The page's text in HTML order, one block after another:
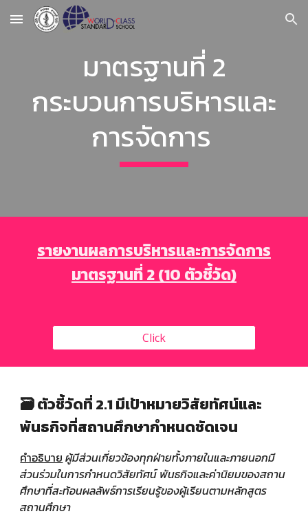
Skip to main content Skip to navigation
มาตรฐานที่ 2
กระบวนการบริหารและ
การจัดการ
รายงานผลการบริหารและการจัดการ
มาตรฐานที่ 2 (10 ตัวชี้วัด)
Click
🗃️ ตัวชี้วัดที่ 2.1 มีเป้าหมายวิสัยทัศน์และ
พันธกิจที่สถานศึกษากำหนดชัดเจน
คำอธิบาย ผู้มีส่วนเกี่ยวข้องทุกฝ่ายทั้งภายในและภายนอกมี
ส่วนร่วมในการกำหนดวิสัยทัศน์ พันธกิจและค่านิยมของสถาน
ศึกษาที่สะท้อนผลลัพธ์การเรียนรู้ของผู้เรียนตามหลักสูตร
สถานศึกษา